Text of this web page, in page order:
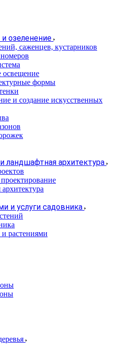
озеленение
саженцев, кустарников
формы
и создание искусственных
ландшафтная архитектура
и услуги садовника
и растениями